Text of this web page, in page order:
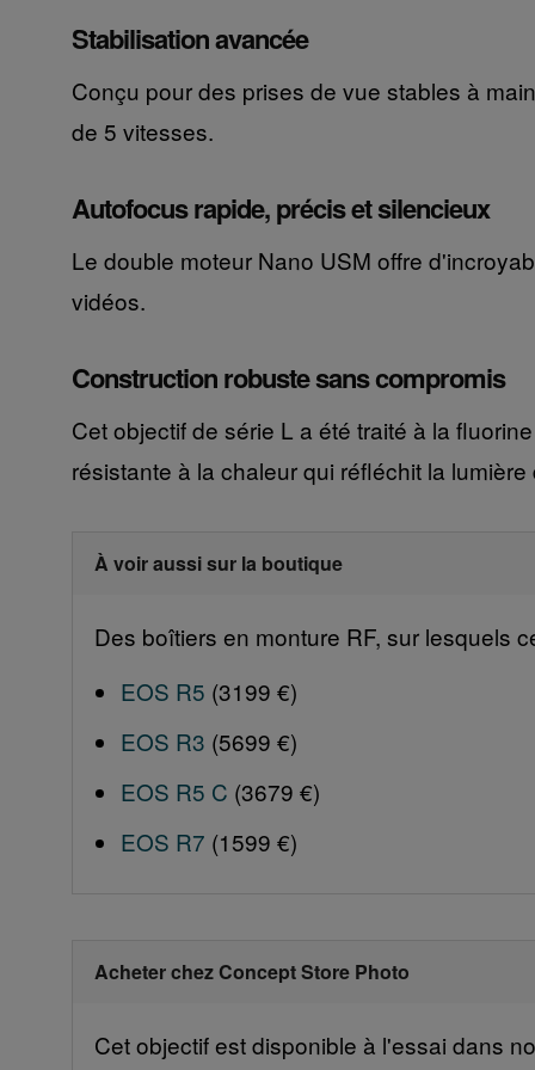
Stabilisation avancée
Conçu pour des prises de vue stables à
de 5 vitesses.
Autofocus rapide, précis et silencieux
Le double moteur Nano USM offre
vidéos.
Construction robuste sans compromis
Cet objectif de série L a été traité à la
résistante à la chaleur qui réfléchit la
À voir aussi sur la boutique
Des boîtiers en monture RF, sur lesquels
EOS R5 (3199 €)
EOS R3 (5699 €)
EOS R5 C (3679 €)
EOS R7 (1599 €)
Acheter chez Concept Store Photo
Cet objectif est disponible à l'essai dans